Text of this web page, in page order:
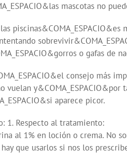
mascotas no
o gafas de
consejo más
vuelan y&COMA_ESPACIO&por
aparece picor.
1. Respecto al tratamiento:
al 1% en loción o crema. No
que usarlos si nos los